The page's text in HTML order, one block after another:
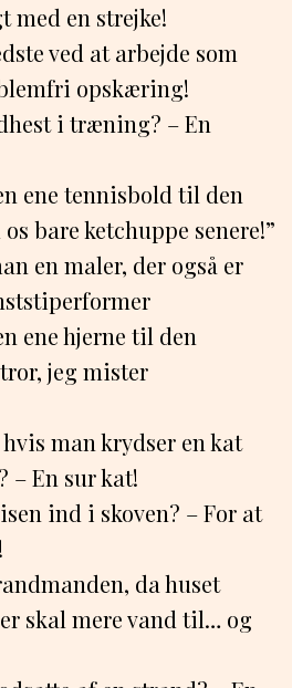
med en strejke!
ved at arbejde som
opskæring!
i træning? – En
ene tennisbold til den
bare ketchuppe senere!”
en maler, der også er
ene hjerne til den
tror, jeg mister
man krydser en kat
– En sur kat!
ind i skoven? – For at
da huset
skal mere vand til… og